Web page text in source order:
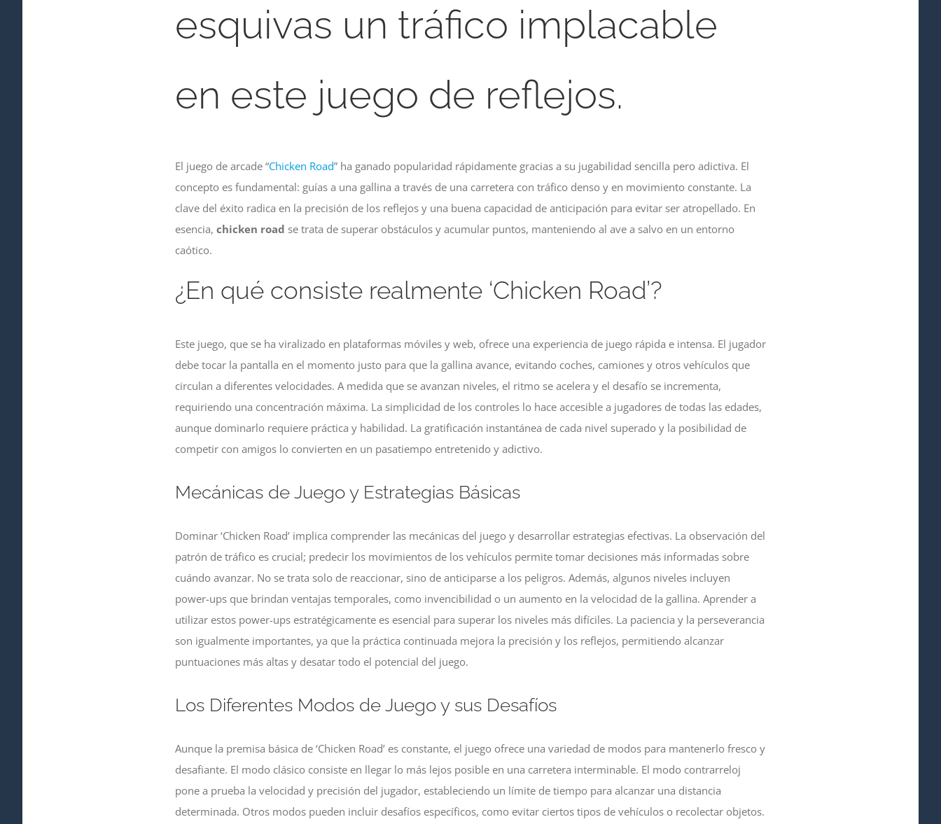
esquivas un tráfico implacable
en este juego de reflejos.
El juego de arcade “Chicken Road” ha ganado popularidad rápidamente gracias a su jugabilidad sencilla pero adictiva. El
concepto es fundamental: guías a una gallina a través de una carretera con tráfico denso y en movimiento constante. La
clave del éxito radica en la precisión de los reflejos y una buena capacidad de anticipación para evitar ser atropellado. En
esencia, chicken road se trata de superar obstáculos y acumular puntos, manteniendo al ave a salvo en un entorno
caótico.
¿En qué consiste realmente ‘Chicken Road’?
Este juego, que se ha viralizado en plataformas móviles y web, ofrece una experiencia de juego rápida e intensa. El jugador
debe tocar la pantalla en el momento justo para que la gallina avance, evitando coches, camiones y otros vehículos que
circulan a diferentes velocidades. A medida que se avanzan niveles, el ritmo se acelera y el desafío se incrementa,
requiriendo una concentración máxima. La simplicidad de los controles lo hace accesible a jugadores de todas las edades,
aunque dominarlo requiere práctica y habilidad. La gratificación instantánea de cada nivel superado y la posibilidad de
competir con amigos lo convierten en un pasatiempo entretenido y adictivo.
Mecánicas de Juego y Estrategias Básicas
Dominar ‘Chicken Road’ implica comprender las mecánicas del juego y desarrollar estrategias efectivas. La observación del
patrón de tráfico es crucial; predecir los movimientos de los vehículos permite tomar decisiones más informadas sobre
cuándo avanzar. No se trata solo de reaccionar, sino de anticiparse a los peligros. Además, algunos niveles incluyen
power-ups que brindan ventajas temporales, como invencibilidad o un aumento en la velocidad de la gallina. Aprender a
utilizar estos power-ups estratégicamente es esencial para superar los niveles más difíciles. La paciencia y la perseverancia
son igualmente importantes, ya que la práctica continuada mejora la precisión y los reflejos, permitiendo alcanzar
puntuaciones más altas y desatar todo el potencial del juego.
Los Diferentes Modos de Juego y sus Desafíos
Aunque la premisa básica de ‘Chicken Road’ es constante, el juego ofrece una variedad de modos para mantenerlo fresco y
desafiante. El modo clásico consiste en llegar lo más lejos posible en una carretera interminable. El modo contrarreloj
pone a prueba la velocidad y precisión del jugador, estableciendo un límite de tiempo para alcanzar una distancia
determinada. Otros modos pueden incluir desafíos específicos, como evitar ciertos tipos de vehículos o recolectar objetos.